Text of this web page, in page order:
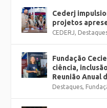
Cederj
projetos
CEDERJ,
Fundação
ciência,
Reunião Anual
Destaques,